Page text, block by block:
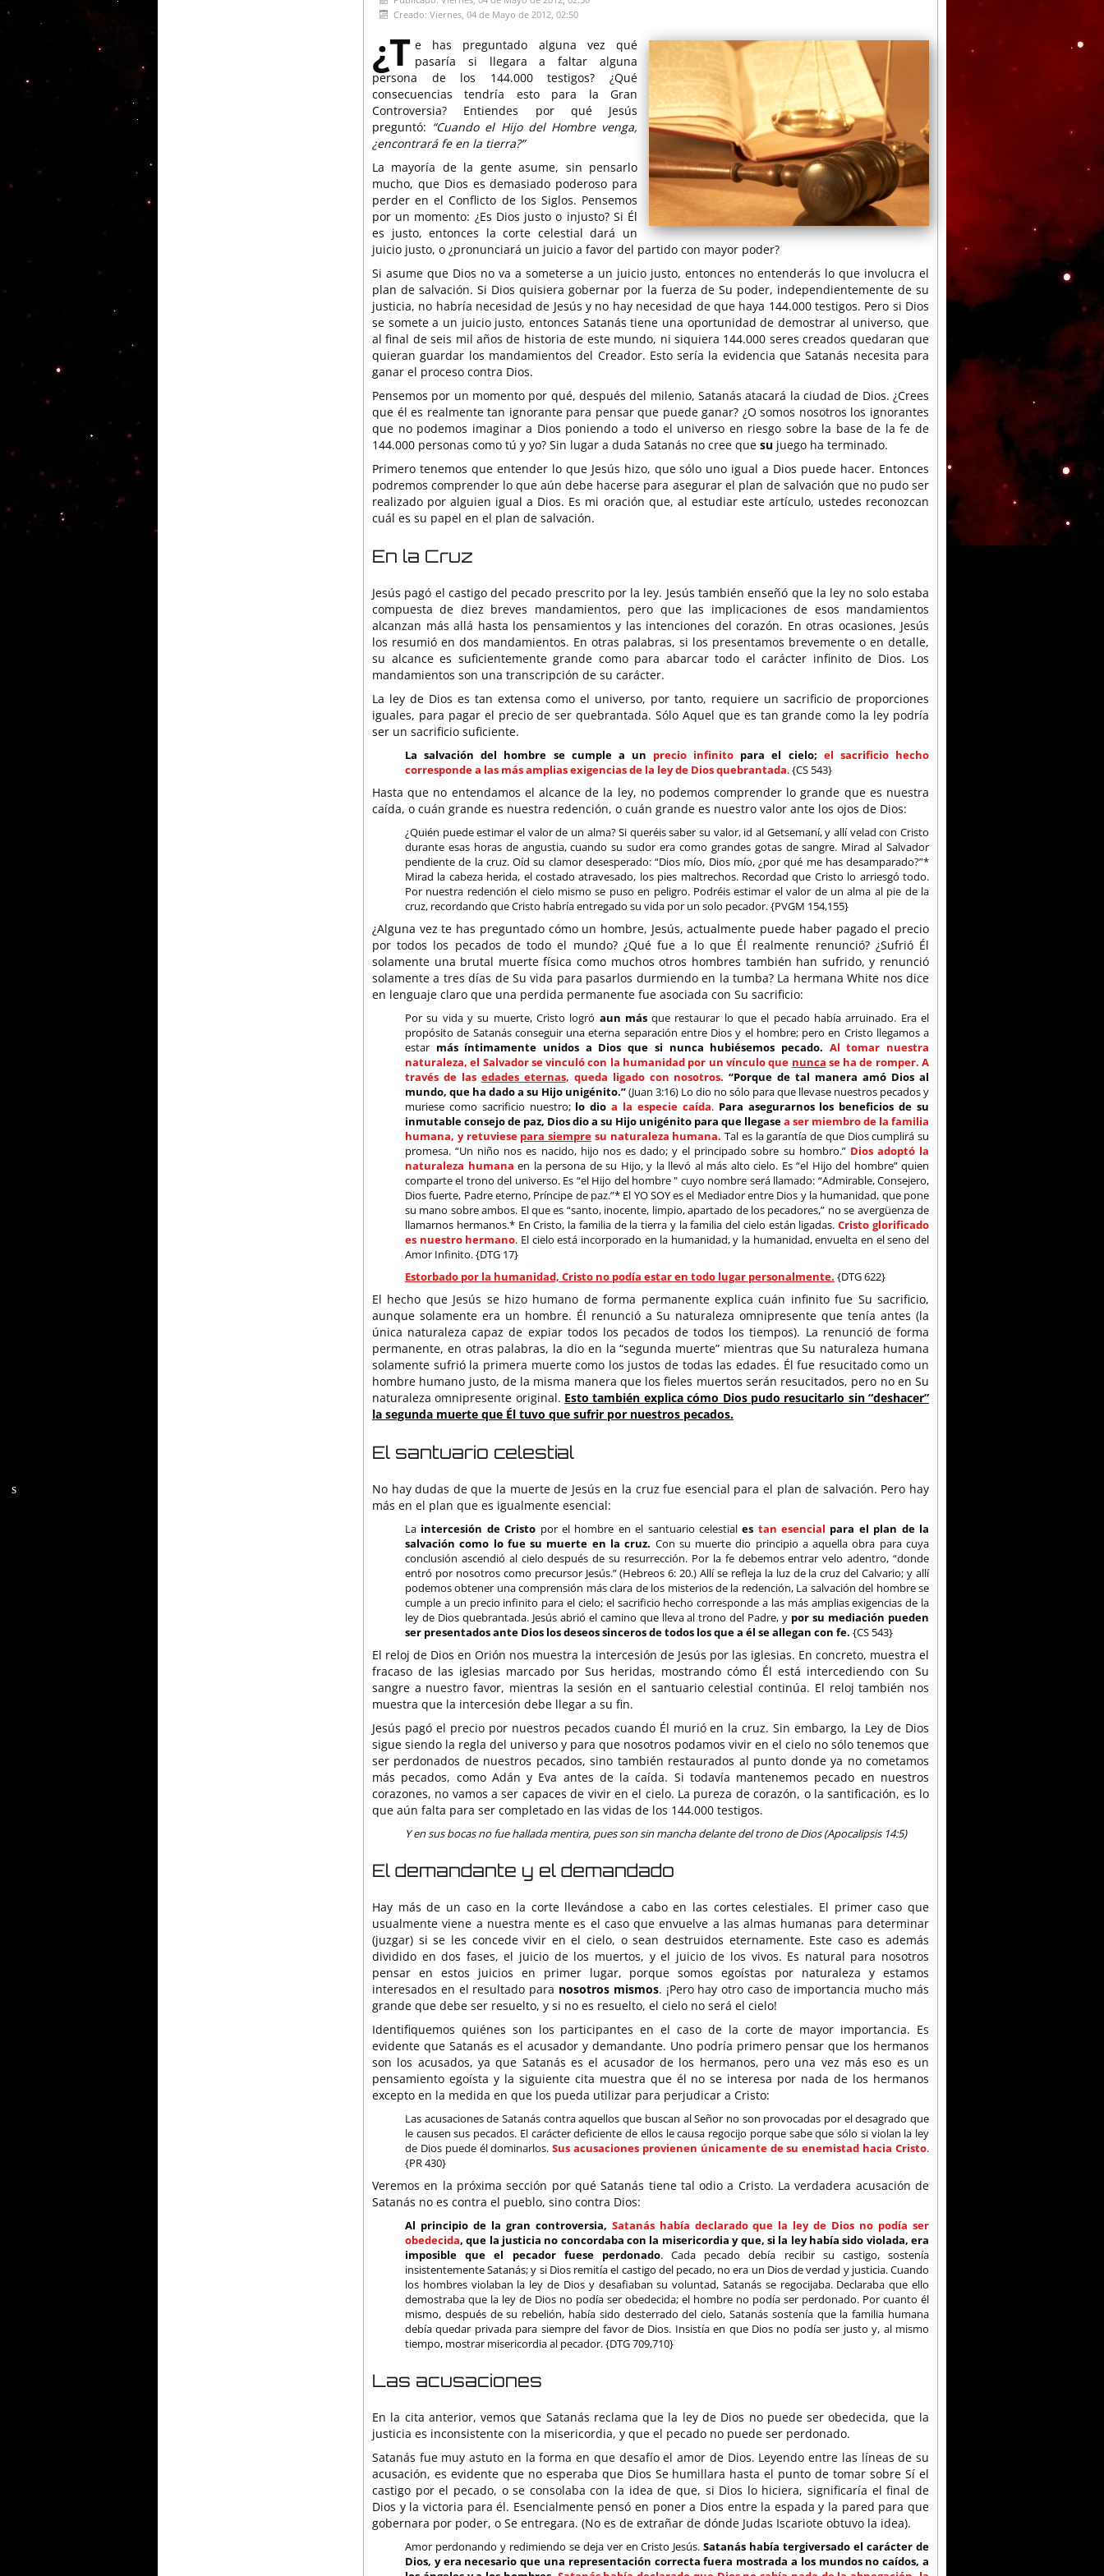
Creado: Viernes, 04 de Mayo de 2012, 02:50
¿T e has preguntado alguna vez qué
pasaría si llegara a faltar alguna
persona de los 144.000 testigos? ¿Qué
consecuencias tendría esto para la Gran
Controversia? Entiendes por qué Jesús
preguntó: “Cuando el Hijo del Hombre venga,
¿encontrará fe en la tierra?”
La mayoría de la gente asume, sin pensarlo
mucho, que Dios es demasiado poderoso para
perder en el Conflicto de los Siglos. Pensemos
por un momento: ¿Es Dios justo o injusto? Si Él
es justo, entonces la corte celestial dará un
juicio justo, o ¿pronunciará un juicio a favor del partido con mayor poder?
Si asume que Dios no va a someterse a un juicio justo, entonces no entenderás lo que involucra el
plan de salvación. Si Dios quisiera gobernar por la fuerza de Su poder, independientemente de su
justicia, no habría necesidad de Jesús y no hay necesidad de que haya 144.000 testigos. Pero si Dios
se somete a un juicio justo, entonces Satanás tiene una oportunidad de demostrar al universo, que
al final de seis mil años de historia de este mundo, ni siquiera 144.000 seres creados quedaran que
quieran guardar los mandamientos del Creador. Esto sería la evidencia que Satanás necesita para
ganar el proceso contra Dios.
Pensemos por un momento por qué, después del milenio, Satanás atacará la ciudad de Dios. ¿Crees
que él es realmente tan ignorante para pensar que puede ganar? ¿O somos nosotros los ignorantes
que no podemos imaginar a Dios poniendo a todo el universo en riesgo sobre la base de la fe de
144.000 personas como tú y yo? Sin lugar a duda Satanás no cree que su juego ha terminado.
Primero tenemos que entender lo que Jesús hizo, que sólo uno igual a Dios puede hacer. Entonces
podremos comprender lo que aún debe hacerse para asegurar el plan de salvación que no pudo ser
realizado por alguien igual a Dios. Es mi oración que, al estudiar este artículo, ustedes reconozcan
cuál es su papel en el plan de salvación.
En la Cruz
Jesús pagó el castigo del pecado prescrito por la ley. Jesús también enseñó que la ley no solo estaba
compuesta de diez breves mandamientos, pero que las implicaciones de esos mandamientos
alcanzan más allá hasta los pensamientos y las intenciones del corazón. En otras ocasiones, Jesús
los resumió en dos mandamientos. En otras palabras, si los presentamos brevemente o en detalle,
su alcance es suficientemente grande como para abarcar todo el carácter infinito de Dios. Los
mandamientos son una transcripción de su carácter.
La ley de Dios es tan extensa como el universo, por tanto, requiere un sacrificio de proporciones
iguales, para pagar el precio de ser quebrantada. Sólo Aquel que es tan grande como la ley podría
ser un sacrificio suficiente.
La salvación del hombre se cumple a un precio infinito para el cielo; el sacrificio hecho
corresponde a las más amplias exigencias de la ley de Dios quebrantada. {CS 543}
Hasta que no entendamos el alcance de la ley, no podemos comprender lo grande que es nuestra
caída, o cuán grande es nuestra redención, o cuán grande es nuestro valor ante los ojos de Dios:
¿Quién puede estimar el valor de un alma? Si queréis saber su valor, id al Getsemaní, y allí velad con Cristo
durante esas horas de angustia, cuando su sudor era como grandes gotas de sangre. Mirad al Salvador
pendiente de la cruz. Oíd su clamor desesperado: “Dios mío, Dios mío, ¿por qué me has desamparado?”*
Mirad la cabeza herida, el costado atravesado, los pies maltrechos. Recordad que Cristo lo arriesgó todo.
Por nuestra redención el cielo mismo se puso en peligro. Podréis estimar el valor de un alma al pie de la
cruz, recordando que Cristo habría entregado su vida por un solo pecador. {PVGM 154,155}
¿Alguna vez te has preguntado cómo un hombre, Jesús, actualmente puede haber pagado el precio
por todos los pecados de todo el mundo? ¿Qué fue a lo que Él realmente renunció? ¿Sufrió Él
solamente una brutal muerte física como muchos otros hombres también han sufrido, y renunció
solamente a tres días de Su vida para pasarlos durmiendo en la tumba? La hermana White nos dice
en lenguaje claro que una perdida permanente fue asociada con Su sacrificio:
Por su vida y su muerte, Cristo logró aun másque restaurar lo que el pecado había arruinado. Era el
propósito de Satanás conseguir una eterna separación entre Dios y el hombre; pero en Cristo llegamos a
estar más íntimamente unidos a Dios que si nunca hubiésemos pecado. Al tomar nuestra
naturaleza, el Salvador se vinculó con la humanidad por un vínculo que nunca se ha de romper. A
través de las edades eternas, queda ligado con nosotros. “Porque de tal manera amó Dios al
mundo, que ha dado a su Hijo unigénito.”(Juan 3:16) Lo dio no sólo para que llevase nuestros pecados y
muriese como sacrificio nuestro; lo dioa la especie caída. Para asegurarnos los beneficios de su
inmutable consejo de paz, Dios dio a su Hijo unigénito para que llegasea ser miembro de la familia
humana, y retuviese para siempre su naturaleza humana. Tal es la garantía de que Dios cumplirá su
promesa. “Un niño nos es nacido, hijo nos es dado; y el principado sobre su hombro.” Dios adoptó la
naturaleza humana en la persona de su Hijo, y la llevó al más alto cielo. Es “el Hijo del hombre” quien
comparte el trono del universo. Es “el Hijo del hombre " cuyo nombre será llamado: “Admirable, Consejero,
Dios fuerte, Padre eterno, Príncipe de paz.”* El YO SOY es el Mediador entre Dios y la humanidad, que pone
su mano sobre ambos. El que es “santo, inocente, limpio, apartado de los pecadores,” no se avergüenza de
llamarnos hermanos.* En Cristo, la familia de la tierra y la familia del cielo están ligadas.Cristo glorificado
es nuestro hermano. El cielo está incorporado en la humanidad, y la humanidad, envuelta en el seno del
Amor Infinito. {DTG 17}
Estorbado por la humanidad, Cristo no podía estar en todo lugar personalmente. {DTG 622}
El hecho que Jesús se hizo humano de forma permanente explica cuán infinito fue Su sacrificio,
aunque solamente era un hombre. Él renunció a Su naturaleza omnipresente que tenía antes (la
única naturaleza capaz de expiar todos los pecados de todos los tiempos). La renunció de forma
permanente, en otras palabras, la dio en la “segunda muerte” mientras que Su naturaleza humana
solamente sufrió la primera muerte como los justos de todas las edades. Él fue resucitado como un
hombre humano justo, de la misma manera que los fieles muertos serán resucitados, pero no en Su
naturaleza omnipresente original. Esto también explica cómo Dios pudo resucitarlo sin “deshacer”
la segunda muerte que Él tuvo que sufrir por nuestros pecados.
El santuario celestial
No hay dudas de que la muerte de Jesús en la cruz fue esencial para el plan de salvación. Pero hay
más en el plan que es igualmente esencial:
La intercesión de Cristo por el hombre en el santuario celestiales tan esencial para el plan de la
salvación como lo fue su muerte en la cruz. Con su muerte dio principio a aquella obra para cuya
conclusión ascendió al cielo después de su resurrección. Por la fe debemos entrar velo adentro, “donde
entró por nosotros como precursor Jesús.” (Hebreos 6: 20.) Allí se refleja la luz de la cruz del Calvario; y allí
podemos obtener una comprensión más clara de los misterios de la redención, La salvación del hombre se
cumple a un precio infinito para el cielo; el sacrificio hecho corresponde a las más amplias exigencias de la
ley de Dios quebrantada. Jesús abrió el camino que lleva al trono del Padre, y por su mediación pueden
ser presentados ante Dios los deseos sinceros de todos los que a él se allegan con fe. {CS 543}
El reloj de Dios en Orión nos muestra la intercesión de Jesús por las iglesias. En concreto, muestra el
fracaso de las iglesias marcado por Sus heridas, mostrando cómo Él está intercediendo con Su
sangre a nuestro favor, mientras la sesión en el santuario celestial continúa. El reloj también nos
muestra que la intercesión debe llegar a su fin.
Jesús pagó el precio por nuestros pecados cuando Él murió en la cruz. Sin embargo, la Ley de Dios
sigue siendo la regla del universo y para que nosotros podamos vivir en el cielo no sólo tenemos que
ser perdonados de nuestros pecados, sino también restaurados al punto donde ya no cometamos
más pecados, como Adán y Eva antes de la caída. Si todavía mantenemos pecado en nuestros
corazones, no vamos a ser capaces de vivir en el cielo. La pureza de corazón, o la santificación, es lo
que aún falta para ser completado en las vidas de los 144.000 testigos.
Y en sus bocas no fue hallada mentira, pues son sin mancha delante del trono de Dios (Apocalipsis 14:5)
El demandante y el demandado
Hay más de un caso en la corte llevándose a cabo en las cortes celestiales. El primer caso que
usualmente viene a nuestra mente es el caso que envuelve a las almas humanas para determinar
(juzgar) si se les concede vivir en el cielo, o sean destruidos eternamente. Este caso es además
dividido en dos fases, el juicio de los muertos, y el juicio de los vivos. Es natural para nosotros
pensar en estos juicios en primer lugar, porque somos egoístas por naturaleza y estamos
interesados en el resultado para nosotros mismos. ¡Pero hay otro caso de importancia mucho más
grande que debe ser resuelto, y si no es resuelto, el cielo no será el cielo!
Identifiquemos quiénes son los participantes en el caso de la corte de mayor importancia. Es
evidente que Satanás es el acusador y demandante. Uno podría primero pensar que los hermanos
son los acusados, ya que Satanás es el acusador de los hermanos, pero una vez más eso es un
pensamiento egoísta y la siguiente cita muestra que él no se interesa por nada de los hermanos
excepto en la medida en que los pueda utilizar para perjudicar a Cristo:
Las acusaciones de Satanás contra aquellos que buscan al Señor no son provocadas por el desagrado que
le causen sus pecados. El carácter deficiente de ellos le causa regocijo porque sabe que sólo si violan la ley
de Dios puede él dominarlos.Sus acusaciones provienen únicamente de su enemistad hacia Cristo.
{PR 430}
Veremos en la próxima sección por qué Satanás tiene tal odio a Cristo. La verdadera acusación de
Satanás no es contra el pueblo, sino contra Dios:
Al principio de la gran controversia, Satanás había declarado que la ley de Dios no podía ser
obedecida, que la justicia no concordaba con la misericordia y que, si la ley había sido violada, era
imposible que el pecador fuese perdonado. Cada pecado debía recibir su castigo, sostenía
insistentemente Satanás; y si Dios remitía el castigo del pecado, no era un Dios de verdad y justicia. Cuando
los hombres violaban la ley de Dios y desafiaban su voluntad, Satanás se regocijaba. Declaraba que ello
demostraba que la ley de Dios no podía ser obedecida; el hombre no podía ser perdonado. Por cuanto él
mismo, después de su rebelión, había sido desterrado del cielo, Satanás sostenía que la familia humana
debía quedar privada para siempre del favor de Dios. Insistía en que Dios no podía ser justo y, al mismo
tiempo, mostrar misericordia al pecador. {DTG 709,710}
Las acusaciones
En la cita anterior, vemos que Satanás reclama que la ley de Dios no puede ser obedecida, que la
justicia es inconsistente con la misericordia, y que el pecado no puede ser perdonado.
Satanás fue muy astuto en la forma en que desafío el amor de Dios. Leyendo entre las líneas de su
acusación, es evidente que no esperaba que Dios Se humillara hasta el punto de tomar sobre Sí el
castigo por el pecado, o se consolaba con la idea de que, si Dios lo hiciera, significaría el final de
Dios y la victoria para él. Esencialmente pensó en poner a Dios entre la espada y la pared para que
gobernara por poder, o Se entregara. (No es de extrañar de dónde Judas Iscariote obtuvo la idea).
Amor perdonando y redimiendo se deja ver en Cristo Jesús.Satanás había tergiversado el carácter de
Dios, y era necesario que una representación correcta fuera mostrada a los mundos no caídos, a